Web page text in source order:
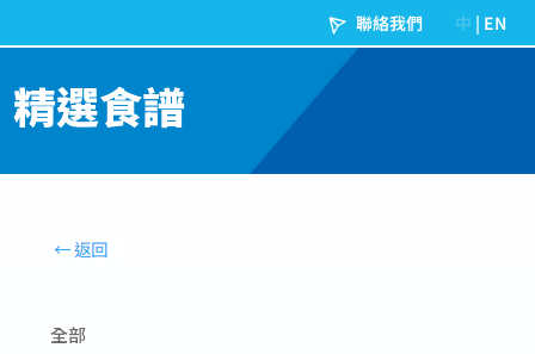
精選食譜
全部